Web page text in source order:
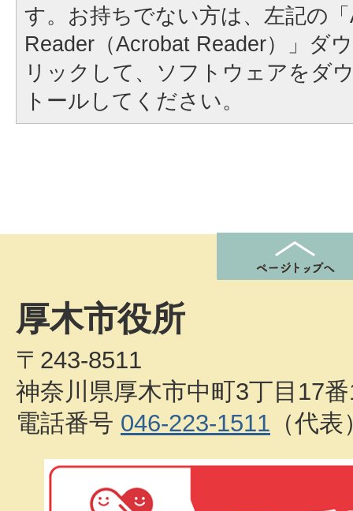
す。お持ちでない方は、左記の
Reader（Acrobat Reader）」ダ
リックして、ソフトウェアをダ
トールしてください。
厚木市役所
〒243-8511
神奈川県厚木市中町3丁目17
電話番号 046-223-1511 （代表